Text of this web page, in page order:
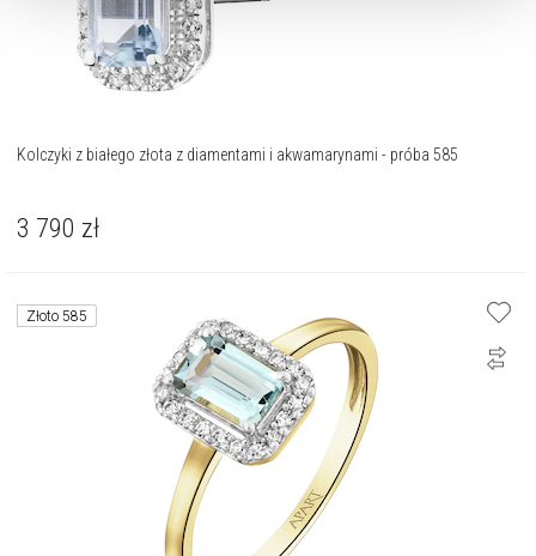
Kolczyki z białego złota z diamentami i akwamarynami - próba 585
3 790 zł
Złoto 585